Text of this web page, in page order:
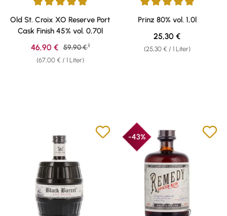
Durchschnittliche Bewertung von 4.92 von 5 Sternen
Old St. Croix XO Reserve Port
Cask Finish 45% vol. 0,70l
(67,00 € / 1 Liter)
Verkaufspreis:
46,90 € Regulärer Preis:
59,90 € 1
Durchschnittliche Bewertung
Prinz 80% vol. 1,0l
(25,30 € / 1 Liter)
Regulärer Preis:
25,30 €
-43%